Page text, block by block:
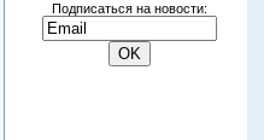
Подписаться на новости: